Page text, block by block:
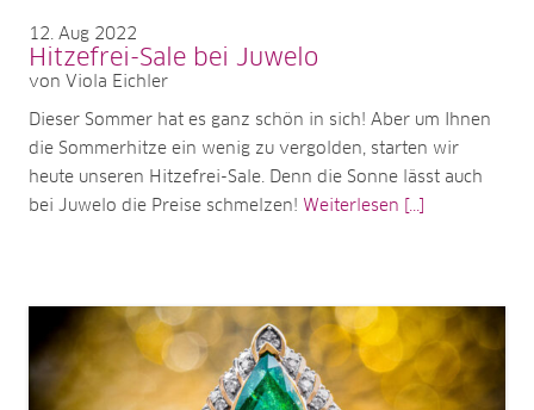
12 Aug 2022
Hitzefrei-Sale bei Juwelo
von Viola Eichler
Dieser Sommer hat es ganz schön in sich! Aber um Ihnen
die Sommerhitze ein wenig zu vergolden, starten wir
heute unseren Hitzefrei-Sale. Denn die Sonne lässt auch
bei Juwelo die Preise schmelzen! Weiterlesen [...]